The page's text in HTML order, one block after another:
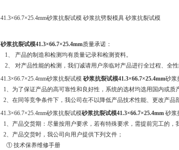
41.3×66.7×25.4mm砂浆抗裂试模 砂浆抗劈裂模具 砂浆抗裂试模
砂浆抗裂试模41.3×66.7×25.4mm质量承诺：
1、 产品的制造和检测均有质量记录和检测资料。
2、 对产品性能的检测，我们诚请用户亲临对产品进行全过程、全
41.3×66.7×25.4mm砂浆抗裂试模 砂浆抗裂试模41.3×66.7×25.4mm砂浆
1、为了保证产品的高可靠性和良好性，系统的选材均选用国内或质
2、在同等竞争条件下，我公司在不以降低产品技术性能、更改产品
41.3×66.7×25.4mm砂浆抗裂试模砂浆抗裂试模41.3×66.7×25.4mm砂浆
1、产品交货期：尽量按用户要求，若有特殊要求，需提前完工的，
2、产品交货时，我公司向用户提供下列文件；
① 技术保养维修手册